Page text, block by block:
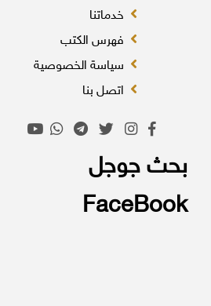
خدماتنا
فهرس الكتب
سياسة الخصوصية
اتصل بنا
بحث جوجل
FaceBook